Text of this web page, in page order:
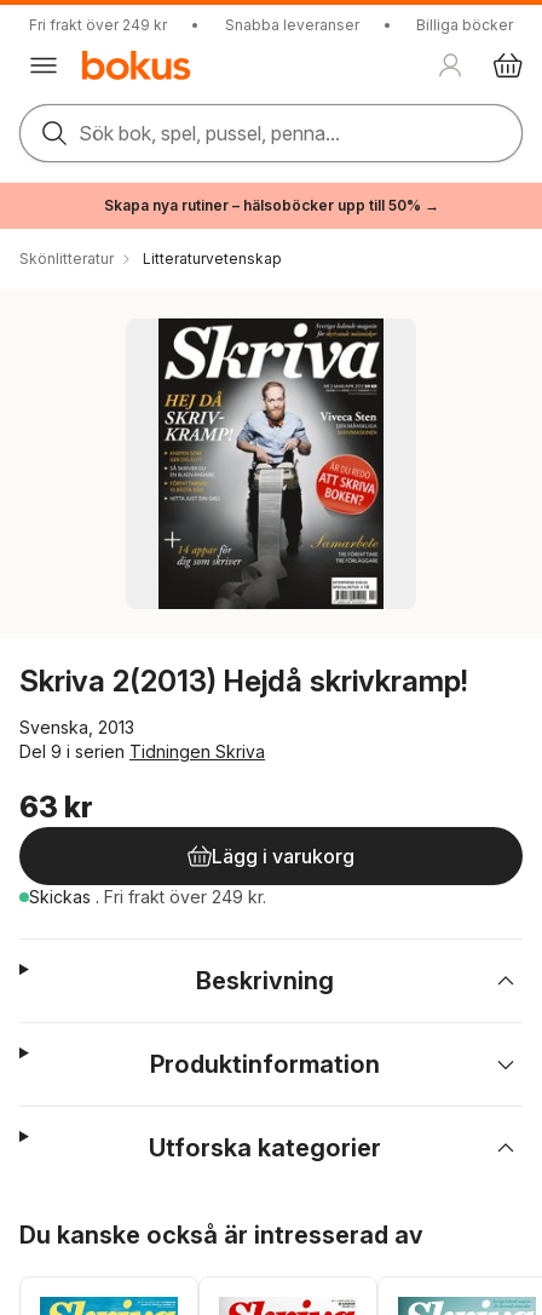
Fri frakt över 249 kr • Snabba leveranser • Billiga böcker
Sök bok, spel, pussel, penna...
Skapa nya rutiner – hälsoböcker upp till 50% →
Skönlitteratur Litteraturvetenskap
Skriva 2(2013) Hejdå skrivkramp!
Svenska, 2013
Del 9 i serien Tidningen Skriva
63 kr
Lägg i varukorg
Skickas . Fri frakt över 249 kr.
Beskrivning
Produktinformation
Utforska kategorier
Du kanske också är intresserad av